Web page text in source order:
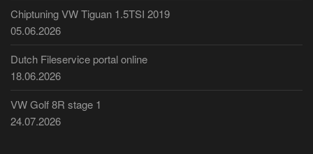
Chiptuning VW Tiguan 1.5TSI 2019
05.06.2026
Dutch Fileservice portal online
18.06.2026
VW Golf 8R stage 1
24.07.2026